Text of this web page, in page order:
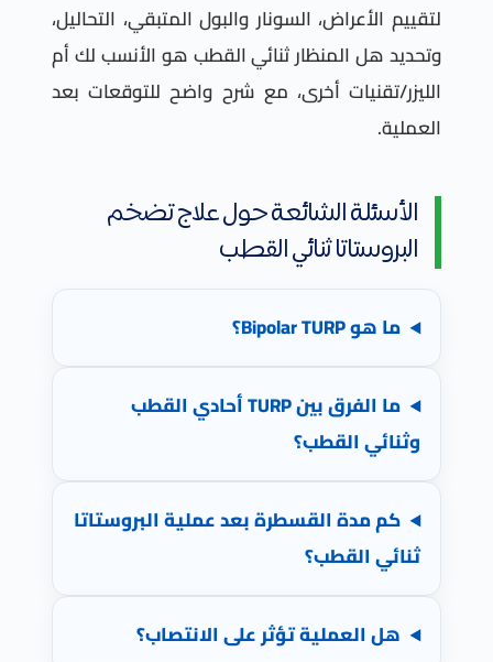
لتقييم الأعراض، السونار والبول المتبقي، التحاليل،
وتحديد هل المنظار ثنائي القطب هو الأنسب لك أم
الليزر/تقنيات أخرى، مع شرح واضح للتوقعات بعد
العملية.
الأسئلة الشائعة حول علاج تضخم
البروستاتا ثنائي القطب
ما هو Bipolar TURP؟
ما الفرق بين TURP أحادي القطب
وثنائي القطب؟
كم مدة القسطرة بعد عملية البروستاتا
ثنائي القطب؟
هل العملية تؤثر على الانتصاب؟